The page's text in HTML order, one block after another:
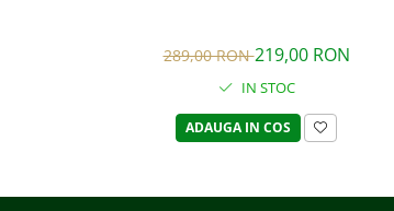
289,00 RON219,00 RON
IN STOC
ADAUGA IN COS